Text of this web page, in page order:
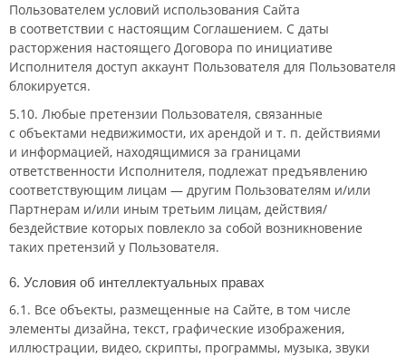
Пользователем условий использования Сайта
в соответствии с настоящим Соглашением. С даты
расторжения настоящего Договора по инициативе
Исполнителя доступ аккаунт Пользователя для Пользователя
блокируется.
5.10. Любые претензии Пользователя, связанные
с объектами недвижимости, их арендой и т. п. действиями
и информацией, находящимися за границами
ответственности Исполнителя, подлежат предъявлению
соответствующим лицам — другим Пользователям и/или
Партнерам и/или иным третьим лицам, действия/
бездействие которых повлекло за собой возникновение
таких претензий у Пользователя.
6. Условия об интеллектуальных правах
6.1. Все объекты, размещенные на Сайте, в том числе
элементы дизайна, текст, графические изображения,
иллюстрации, видео, скрипты, программы, музыка, звуки